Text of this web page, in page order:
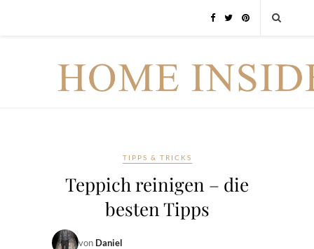
TIPPS & TRICKS
Teppich reinigen – die
besten Tipps
von Daniel